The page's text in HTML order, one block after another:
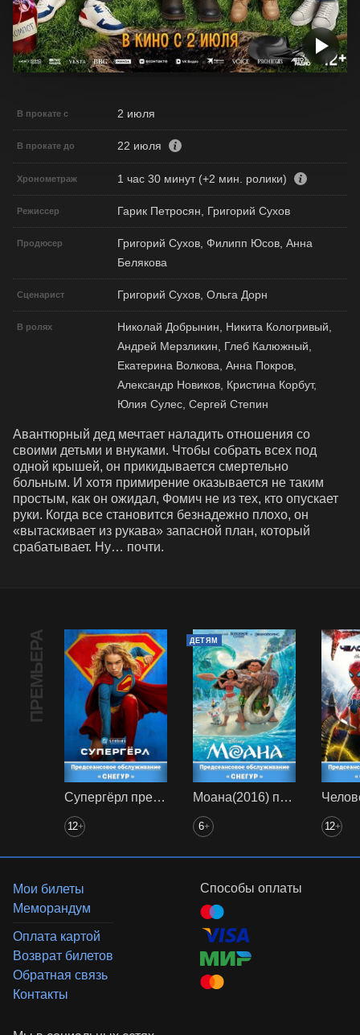
В прокате с 2 июля
В прокате до 22 июля
Хронометраж 1 час 30 минут (+2 мин. ролики)
Режиссер Гарик Петросян, Григорий Сухов
Продюсер
Григорий Сухов, Филипп Юсов, Анна
Белякова
Сценарист Григорий Сухов, Ольга Дорн
В ролях
Николай Добрынин, Никита Кологривый,
Андрей Мерзликин, Глеб Калюжный,
Екатерина Волкова, Анна Покров,
Александр Новиков, Кристина Корбут,
Юлия Сулес, Сергей Степин
Авантюрный дед мечтает наладить отношения со
своими детьми и внуками. Чтобы собрать всех под
одной крышей, он прикидывается смертельно
больным. И хотя примирение оказывается не таким
простым, как он ожидал, Фомич не из тех, кто опускает
руки. Когда все становится безнадежно плохо, он
«вытаскивает из рукава» запасной план, который
срабатывает. Ну… почти.
ПРЕМЬЕРА
Супергёрл предс. обсл. Снегур
12+
ДЕТЯМ
Моана(2016) предс. обсл. Снегур
6+ 12+
Мои билеты
Меморандум
Оплата картой
Возврат билетов
Обратная связь
Контакты
Способы оплаты